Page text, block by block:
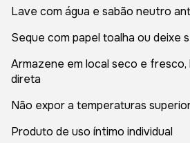
Lave com água e sabão neutro
Seque com papel toalha ou deixe
Armazene em local seco e fresco,
direta
Não expor a temperaturas
Produto de uso íntimo individual